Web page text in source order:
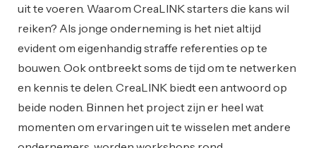
uit te voeren. Waarom CreaLINK starters die kans wil
reiken? Als jonge onderneming is het niet altijd
evident om eigenhandig straffe referenties op te
bouwen. Ook ontbreekt soms de tijd om te netwerken
en kennis te delen. CreaLINK biedt een antwoord op
beide noden. Binnen het project zijn er heel wat
momenten om ervaringen uit te wisselen met andere